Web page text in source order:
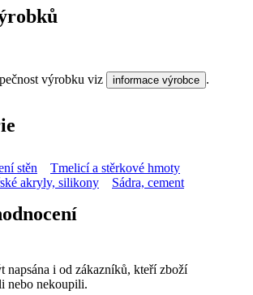
výrobku viz informace výrobce .
stěn
Tmelicí a stěrkové hmoty
akryly, silikony Sádra, cement
napsána i od zákazníků, kteří zboží
nebo nekoupili.